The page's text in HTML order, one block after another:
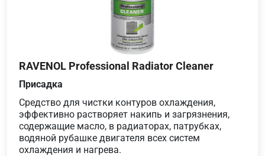
RAVENOL Professional Radiator Cleaner
Присадка
Средство для чистки контуров охлаждения,
эффективно растворяет накипь и загрязнения,
содержащие масло, в радиаторах, патрубках,
водяной рубашке двигателя всех систем
охлаждения и нагрева.